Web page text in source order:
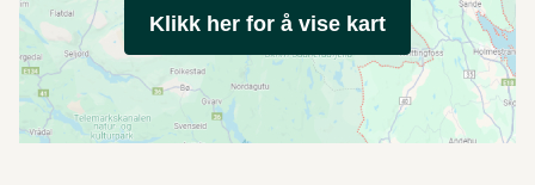
Klikk her for å vise kart